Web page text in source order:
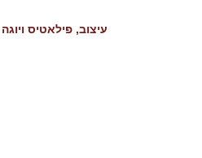
עיצוב, פילאטיס ויוגה